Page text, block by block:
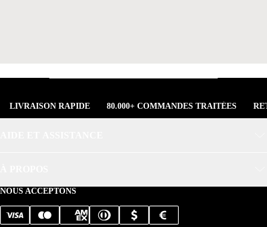
LIVRAISON RAPIDE 80.000+ COMMANDES TRAITÉES
NOUS ACCEPTONS